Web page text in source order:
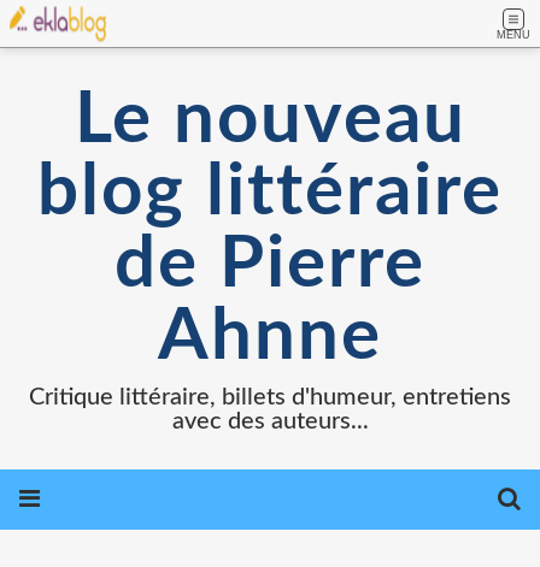
MENU
Le nouveau
blog littéraire
de Pierre
Ahnne
Critique littéraire, billets d'humeur, entretiens
avec des auteurs...